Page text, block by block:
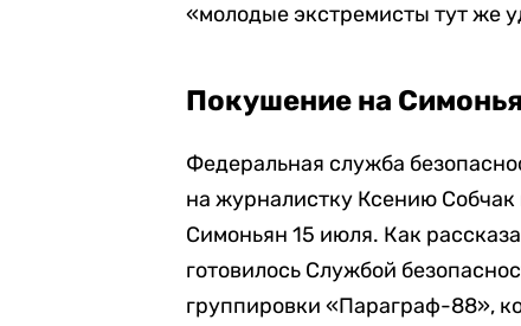
«молодые экстремисты тут же
Покушение на
Федеральная служба
на журналистку Ксению Собчак
Симоньян 15 июля. Как
готовилось Службой
группировки «Параграф-88»,